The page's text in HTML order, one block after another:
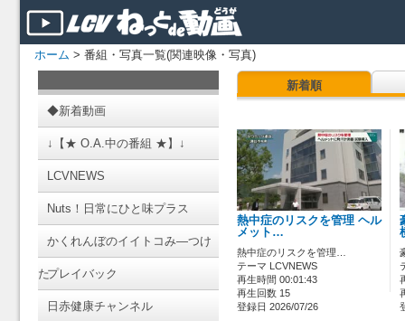
ホーム > 番組・写真一覧(関連映像・写真)
◆新着動画
↓【★ O.A.中の番組 ★】↓
LCVNEWS
Nuts！日常にひと味プラス
かくれんぼのイイトコみ―つけ
たプレイバック
日赤健康チャンネル
新着順
熱中症のリスクを管理 ヘル
メット…
熱中症のリスクを管理…
テーマ LCVNEWS
再生時間 00:01:43
再生回数 15
登録日 2026/07/26